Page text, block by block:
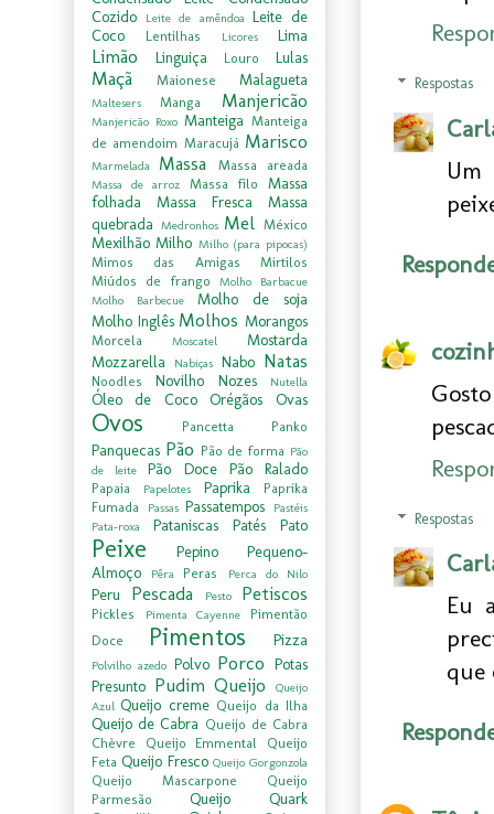
Respostas
Um
Respostas
Eu
que
Cozido
Leite de amêndoa Leite de
Coco
Lentilhas Licores Lima
Limão Linguiça Louro Lulas
Maçã Maionese Malagueta
Maltesers Manga Manjericão
Manjericão Roxo Manteiga Manteiga
de amendoim Maracujá Marisco
Marmelada Massa Massa areada
Massa de arroz Massa filo
Massa
folhada
Massa Fresca
Massa
quebrada Medronhos Mel México
Mexilhão Milho Milho (para pipocas)
Mimos das Amigas
Mirtilos
Miúdos de frango
Molho Barbacue
Molho Barbecue
Molho de soja
Molho Inglês Molhos Morangos
Morcela Moscatel
Mostarda
Mozzarella
Nabiças Nabo Natas
Noodles Novilho Nozes Nutella
Óleo de Coco Orégãos Ovas
Ovos Pancetta Panko
Panquecas Pão Pão de forma Pão
de leite
Pão Doce Pão Ralado
Papaia Papelotes Paprika
Paprika
Fumada
Passas Passatempos
Pastéis
Pata-roxa
Pataniscas Patés Pato
Peixe Pepino
Pequeno-
Almoço
Pêra Peras Perca do Nilo
Peru Pescada Pesto Petiscos
Pickles Pimenta Cayenne
Pimentão
Doce
Pimentos Pizza
Polvilho azedo Polvo Porco Potas
Presunto Pudim Queijo
Queijo
Azul Queijo creme Queijo da Ilha
Queijo de Cabra Queijo de Cabra
Chèvre
Queijo Emmental
Queijo
Feta Queijo Fresco Queijo Gorgonzola
Queijo Mascarpone
Queijo
Parmesão
Queijo Quark